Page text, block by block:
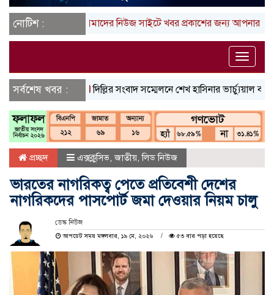
নোটিশ : আমাদের নিউজ সাইটে খবর প্রকাশের জন্য আপনার লিখা
Toggle
সর্বশেষ খবর :দিল্লির সংবাদ সম্মেলনে শেখ হাসিনার ভার্চ্যুয়াল বক্তব্যে
প্রচ্ছদ এক্সক্লুসিভ,জাতীয়,লিড নিউজ
ভারতের নাগরিকত্ব পেতে প্রতিবেশী দেশের
নাগরিকদের পাসপোর্ট জমা দেওয়ার নিয়ম চালু
ডেস্ক নিউজ
আপডেট সময় মঙ্গলবার, ১৯ মে, ২০২৬
৫৩ বার পড়া হয়েছে